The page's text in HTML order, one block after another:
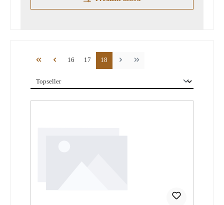
Seite
16 Seite
17 Seite
18